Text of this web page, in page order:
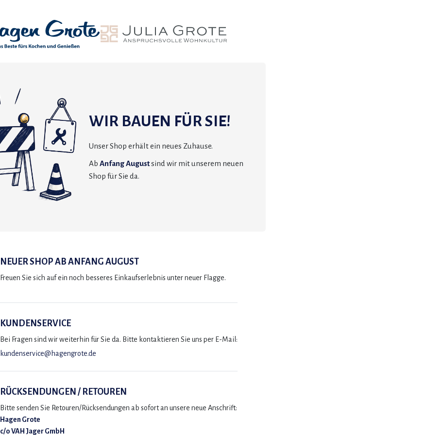
WIR BAUEN FÜR SIE!
Unser Shop erhält ein neues Zuhause.
Ab Anfang Augustsind wir mit unserem neuen
Shop für Sie da.
NEUER SHOP AB ANFANG AUGUST
Freuen Sie sich auf ein noch besseres Einkaufserlebnis unter neuer Flagge.
KUNDENSERVICE
Bei Fragen sind wir weiterhin für Sie da. Bitte kontaktieren Sie uns per E-Mail:
kundenservice@hagengrote.de
RÜCKSENDUNGEN / RETOUREN
Bitte senden Sie Retouren/Rücksendungen ab sofort an unsere neue Anschrift:
Hagen Grote
c/o VAH Jager GmbH